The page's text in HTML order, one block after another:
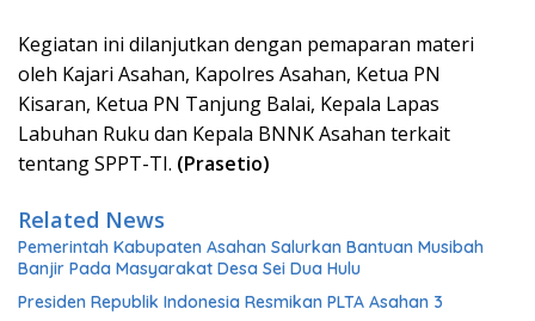
Kegiatan ini dilanjutkan dengan pemaparan materi
oleh Kajari Asahan, Kapolres Asahan, Ketua PN
Kisaran, Ketua PN Tanjung Balai, Kepala Lapas
Labuhan Ruku dan Kepala BNNK Asahan terkait
tentang SPPT-TI. (Prasetio)
Related News
Pemerintah Kabupaten Asahan Salurkan Bantuan Musibah
Banjir Pada Masyarakat Desa Sei Dua Hulu
Presiden Republik Indonesia Resmikan PLTA Asahan 3